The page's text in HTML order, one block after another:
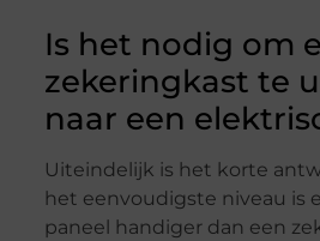
Is het nodig om
zekeringkast te
naar een
Uiteindelijk is het korte
het eenvoudigste niveau is
paneel handiger dan een